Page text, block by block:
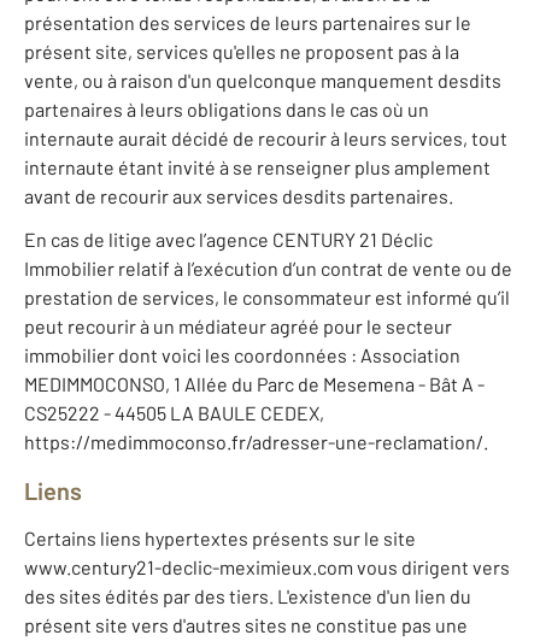
présentation des services de leurs partenaires sur le
présent site, services qu'elles ne proposent pas à la
vente, ou à raison d'un quelconque manquement desdits
partenaires à leurs obligations dans le cas où un
internaute aurait décidé de recourir à leurs services, tout
internaute étant invité à se renseigner plus amplement
avant de recourir aux services desdits partenaires.
En cas de litige avec l’agence CENTURY 21 Déclic
Immobilier relatif à l’exécution d’un contrat de vente ou de
prestation de services, le consommateur est informé qu’il
peut recourir à un médiateur agréé pour le secteur
immobilier dont voici les coordonnées : Association
MEDIMMOCONSO, 1 Allée du Parc de Mesemena - Bât A -
CS25222 - 44505 LA BAULE CEDEX,
https://medimmoconso.fr/adresser-une-reclamation/.
Liens
Certains liens hypertextes présents sur le site
www.century21-declic-meximieux.com vous dirigent vers
des sites édités par des tiers. L'existence d'un lien du
présent site vers d'autres sites ne constitue pas une